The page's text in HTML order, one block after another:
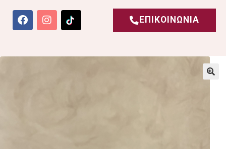
ΕΠΙΚΟΙΝΩΝΙΑ